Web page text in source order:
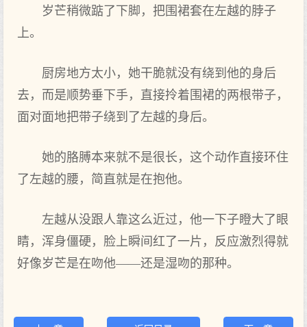
岁芒稍微踮了下脚，把围裙套在左越的脖子
上。
厨房地方太小，她干脆就没有绕到他的身后
去，而是顺势垂下手，直接拎着围裙的两根带子，
面对面地把带子绕到了左越的身后。
她的胳膊本来就不是很长，这个动作直接环住
了左越的腰，简直就是在抱他。
左越从没跟人靠这么近过，他一下子瞪大了眼
睛，浑身僵硬，脸上瞬间红了一片，反应激烈得就
好像岁芒是在吻他——还是湿吻的那种。